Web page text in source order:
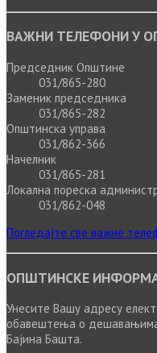
ВАЖНИ ТЕЛЕФОНИ У
Председник Општине
031/865-280
Заменик председника
031/865-282
Општинска управа
031/862-366
Начелник
031/865-281
Локална пореска
031/862-048
Погледајте све важне
ОПШТИНСКЕ
Унесите Вашу адресу
обавештења о
Бајина Башта.